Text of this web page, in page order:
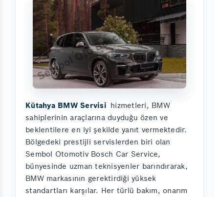
Kütahya BMW Servisi hizmetleri, BMW
sahiplerinin araçlarına duyduğu özen ve
beklentilere en iyi şekilde yanıt vermektedir.
Bölgedeki prestijli servislerden biri olan
Sembol Otomotiv Bosch Car Service,
bünyesinde uzman teknisyenler barındırarak,
BMW markasının gerektirdiği yüksek
standartları karşılar. Her türlü bakım, onarım